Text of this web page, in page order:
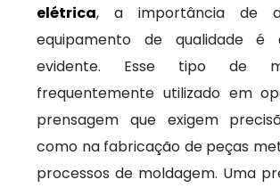
elétrica, a importância de
equipamento de qualidade é
evidente. Esse tipo de
frequentemente utilizado em
prensagem que exigem
como na fabricação de peças
processos de moldagem. Uma